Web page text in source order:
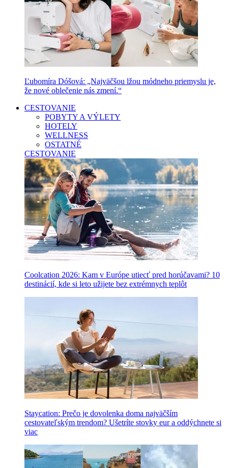
Ľubomíra Dóšová: „Najväčšou lžou módneho priemyslu je,
že nové oblečenie nás zmení.“
CESTOVANIE
POBYTY A VÝLETY
HOTELY
WELLNESS
OSTATNÉ
CESTOVANIE
Coolcation 2026: Kam v Európe utiecť pred horúčavami? 10
destinácií, kde si leto užijete bez extrémnych teplôt
Staycation: Prečo je dovolenka doma najväčším
cestovateľským trendom? Ušetríte stovky eur a oddýchnete si
viac